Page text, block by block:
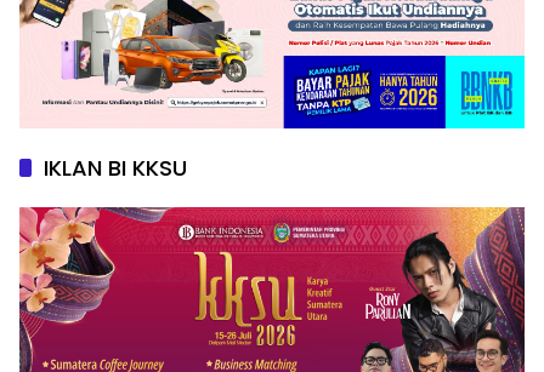
IKLAN BI KKSU